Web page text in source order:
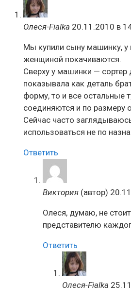
Олеся-Fialka 20.11.2010 в
Мы купили сыну машинку, у
женщиной покачиваются.
Сверху у машинки — сортер
показывала как деталь
форму, то и все остальные
соединяются и по размеру
Сейчас часто
использоваться не по
Ответить
Виктория (автор)
Олеся, думаю, не
представителю
Ответить
Олеся-Fialka